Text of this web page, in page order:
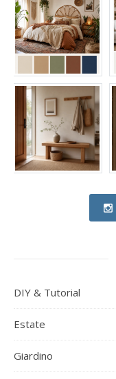
DIY & Tutorial
Estate
Giardino